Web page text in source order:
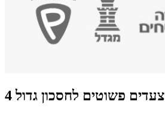
4 צעדים פשוטים לחסכון גדול